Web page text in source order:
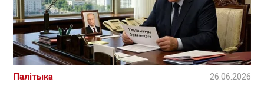
Палітыка 26.06.2026